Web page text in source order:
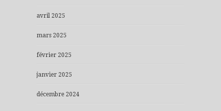
avril 2025
mars 2025
février 2025
janvier 2025
décembre 2024